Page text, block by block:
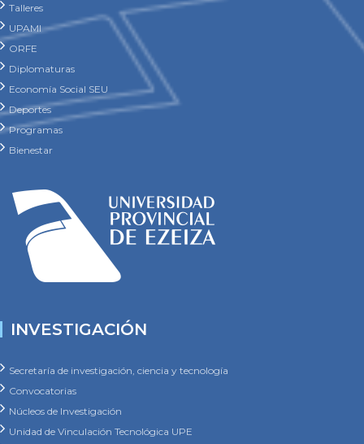
Talleres
UPAMI
ORFE
Diplomaturas
Economía Social SEU
Deportes
Programas
Bienestar
INVESTIGACIÓN
Secretaría de investigación, ciencia y tecnología
Convocatorias
Núcleos de Investigación
Unidad de Vinculación Tecnológica UPE